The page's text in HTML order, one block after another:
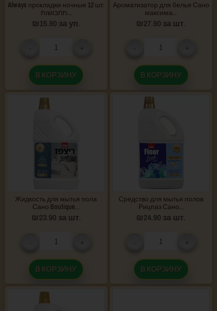
Always прокладки ночные 12 шт.
תחבושות...
₪15.90 за уп.
В КОРЗИНУ
Ароматизатор для белья Сано
максима...
₪27.90 за шт.
В КОРЗИНУ
Жидкость для мытья пола
Сано Boutique...
₪23.90 за шт.
В КОРЗИНУ
Средство для мытья полов
Рицпаз Сано...
₪24.90 за шт.
В КОРЗИНУ